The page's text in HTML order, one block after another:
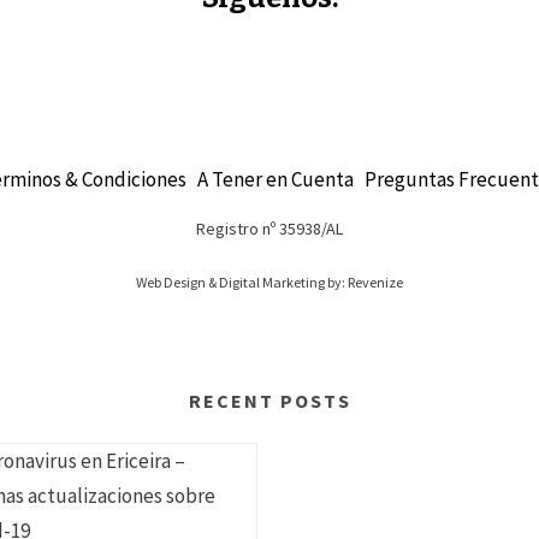
& Condiciones A Tener en Cuenta Preguntas
Registro nº 35938/AL
Web Design & Digital Marketing by: Revenize
RECENT POSTS